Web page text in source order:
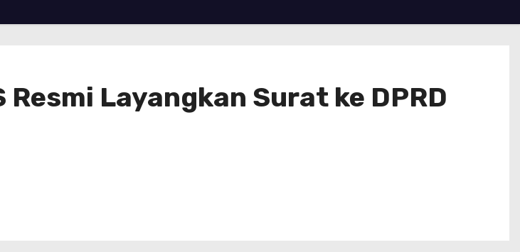
Resmi Layangkan Surat ke DPRD